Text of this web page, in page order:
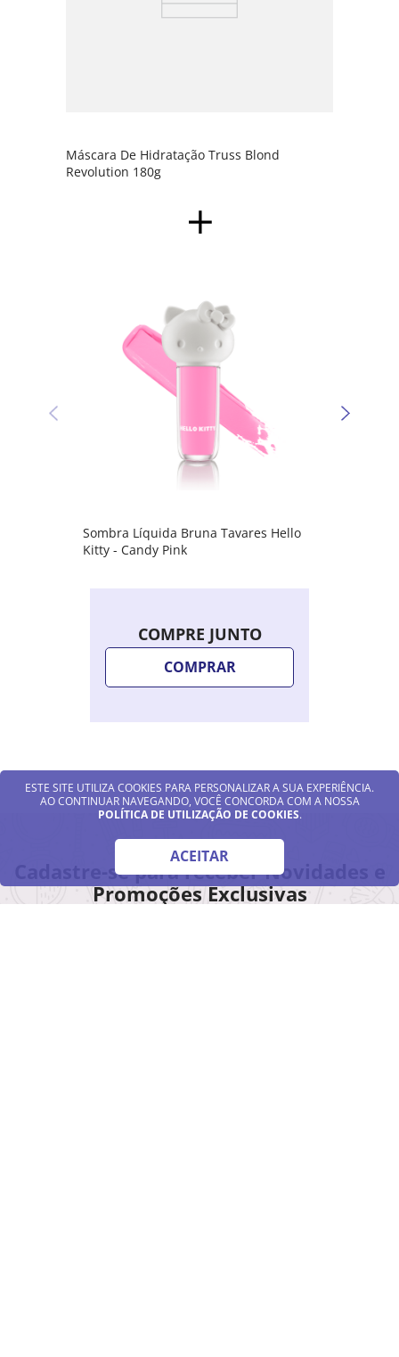
ESTE SITE UTILIZA COOKIES PARA PERSONALIZAR A SUA EXPERIÊNCIA.
AO CONTINUAR NAVEGANDO, VOCÊ CONCORDA COM A NOSSA
POLÍTICA DE UTILIZAÇÃO DE COOKIES.
ACEITAR
Máscara De Hidratação Truss Blond
Revolution 180g
Sombra Líquida Bruna Tavares Hello
Kitty - Candy Pink
COMPRE JUNTO
COMPRAR
Cadastre-se para receber Novidades e
Promoções Exclusivas